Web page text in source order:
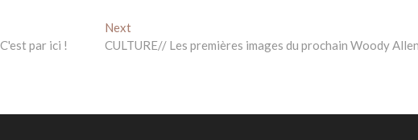
par ici !
NextNext
post:
CULTURE// Les premières images du prochain Woody